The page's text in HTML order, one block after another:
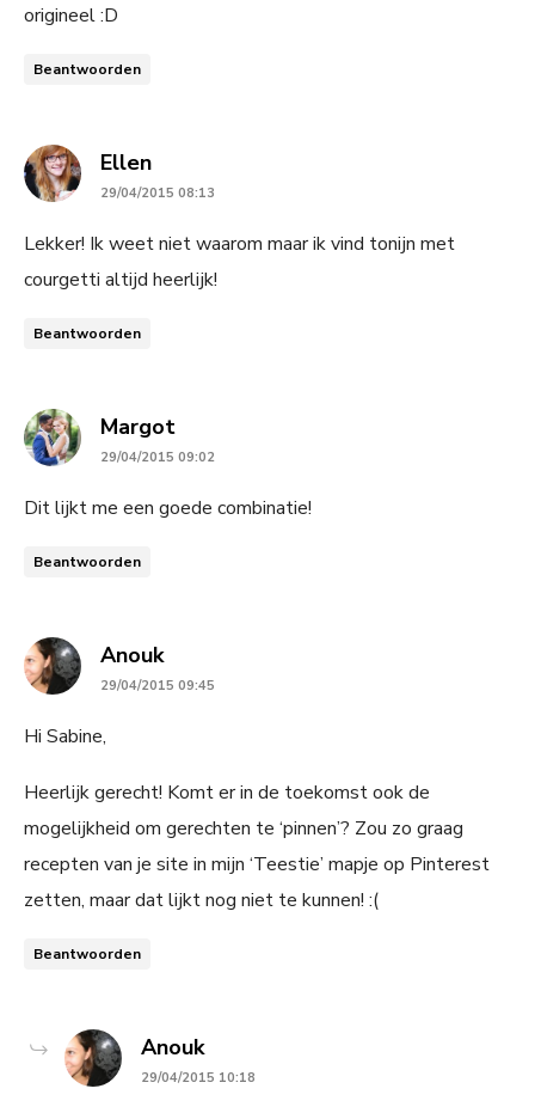
origineel :D
Beantwoorden
Ellensays:
29/04/2015 08:13
Lekker! Ik weet niet waarom maar ik vind tonijn met
courgetti altijd heerlijk!
Beantwoorden
Margotsays:
29/04/2015 09:02
Dit lijkt me een goede combinatie!
Beantwoorden
Anouksays:
29/04/2015 09:45
Hi Sabine,
Heerlijk gerecht! Komt er in de toekomst ook de
mogelijkheid om gerechten te ‘pinnen’? Zou zo graag
recepten van je site in mijn ‘Teestie’ mapje op Pinterest
zetten, maar dat lijkt nog niet te kunnen! :(
Beantwoorden
Anouksays:
29/04/2015 10:18